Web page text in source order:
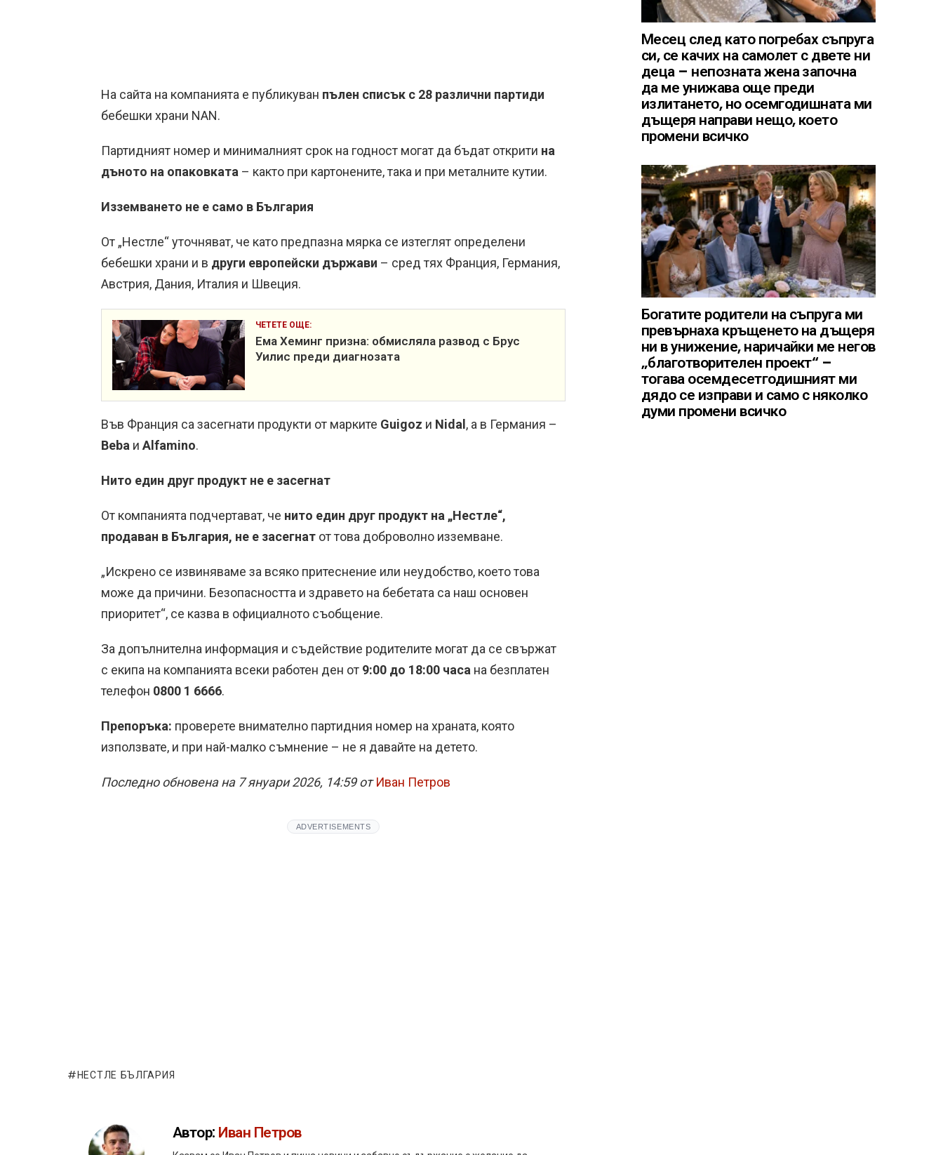
На сайта на компанията е публикуван пълен списък с 28 различни партиди
бебешки храни NAN.
Партидният номер и минималният срок на годност могат да бъдат открити на
дъното на опаковката – както при картонените, така и при металните кутии.
Изземването не е само в България
От „Нестле“ уточняват, че като предпазна мярка се изтеглят определени
бебешки храни и в други европейски държави – сред тях Франция, Германия,
Австрия, Дания, Италия и Швеция.
ЧЕТЕТЕ ОЩЕ:
Ема Хеминг призна: обмисляла развод с Брус
Уилис преди диагнозата
Във Франция са засегнати продукти от марките Guigoz и Nidal , а в Германия –
Beba и Alfamino.
Нито един друг продукт не е засегнат
От компанията подчертават, че нито един друг продукт на „Нестле“,
продаван в България, не е засегнат от това доброволно изземване.
„Искрено се извиняваме за всяко притеснение или неудобство, което това
може да причини. Безопасността и здравето на бебетата са наш основен
приоритет“, се казва в официалното съобщение.
За допълнителна информация и съдействие родителите могат да се свържат
с екипа на компанията всеки работен ден от 9:00 до 18:00 часа на безплатен
телефон 0800 1 6666.
Препоръка: проверете внимателно партидния номер на храната, която
използвате, и при най-малко съмнение – не я давайте на детето.
Последно обновена на 7 януари 2026, 14:59 от Иван Петров
ADVERTISEMENTS
НЕСТЛЕ БЪЛГАРИЯ
Автор: Иван Петров
Месец след като погребах съпруга
си, се качих на самолет с двете ни
деца – непозната жена започна
да ме унижава още преди
излитането, но осемгодишната ми
дъщеря направи нещо, което
промени всичко
Богатите родители на съпруга ми
превърнаха кръщенето на дъщеря
ни в унижение, наричайки ме негов
„благотворителен проект“ –
тогава осемдесетгодишният ми
дядо се изправи и само с няколко
думи промени всичко